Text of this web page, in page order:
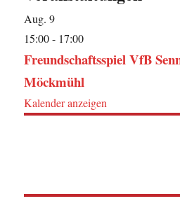
Aug.9
15:00- 17:00
Freundschaftsspiel VfB
Möckmühl
Kalender anzeigen